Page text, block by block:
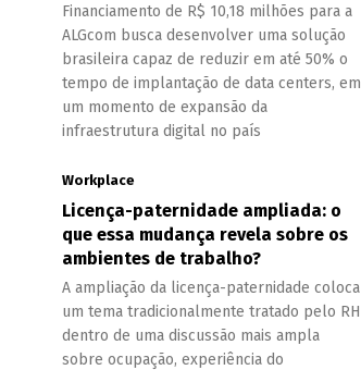
Financiamento de R$ 10,18 milhões para a
ALGcom busca desenvolver uma solução
brasileira capaz de reduzir em até 50% o
tempo de implantação de data centers, em
um momento de expansão da
infraestrutura digital no país
Workplace
Licença-paternidade ampliada: o
que essa mudança revela sobre os
ambientes de trabalho?
A ampliação da licença-paternidade coloca
um tema tradicionalmente tratado pelo RH
dentro de uma discussão mais ampla
sobre ocupação, experiência do